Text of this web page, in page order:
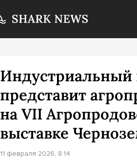
Индустриальный
представит
на VII
выставке
11 февраля 2026, 8:14